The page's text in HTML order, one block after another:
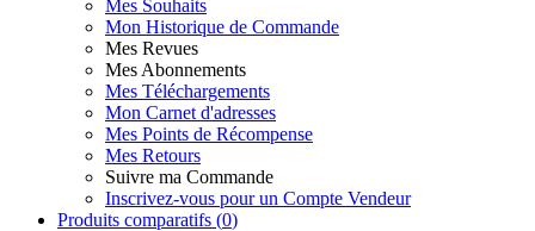
Mes Souhaits
Mon Historique de Commande
Mes Revues
Mes Abonnements
Mes Téléchargements
Mon Carnet d'adresses
Mes Points de Récompense
Mes Retours
Suivre ma Commande
Inscrivez-vous pour un Compte Vendeur
Produits comparatifs (0)